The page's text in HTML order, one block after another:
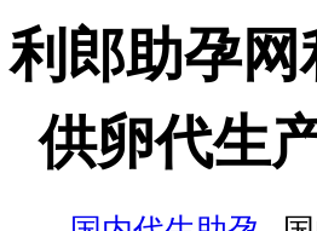
利郎助孕网
供卵代生